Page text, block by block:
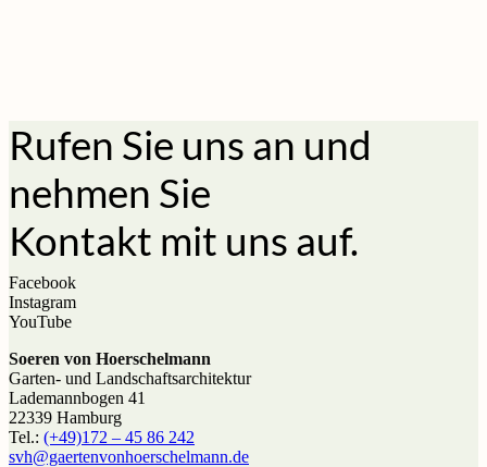
Rufen Sie uns an und
nehmen Sie
Kontakt mit uns auf.
Facebook
Instagram
YouTube
Soeren von Hoerschelmann
Garten- und Landschaftsarchitektur
Lademannbogen 41
22339 Hamburg
Tel.: (+49)172 – 45 86 242
svh@gaerten­von­hoerschel­mann.de